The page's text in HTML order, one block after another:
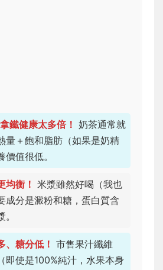
鐵健康太多倍！ 奶茶通常就
量＋飽和脂肪（如果是奶精
價值很低。
均衡！ 米漿雖然好喝（我也
成分是澱粉和糖，蛋白質含
、糖分低！ 市售果汁纖維
即使是100%純汁，水果本身